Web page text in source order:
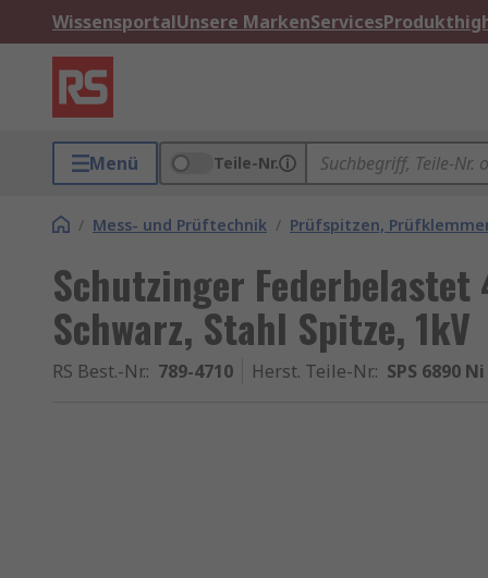
WissensportalUnsere MarkenServices
Menü Teile-Nr.
/ Mess- und Prüftechnik / Prüfspitzen,
Schutzinger
Schwarz, Stahl Spitze, 1kV
RS Best.-Nr.: 789-4710 Herst. Teile-Nr.: SPS 6890